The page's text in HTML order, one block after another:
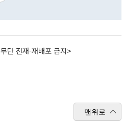
단 전재-재배포 금지>
맨위로